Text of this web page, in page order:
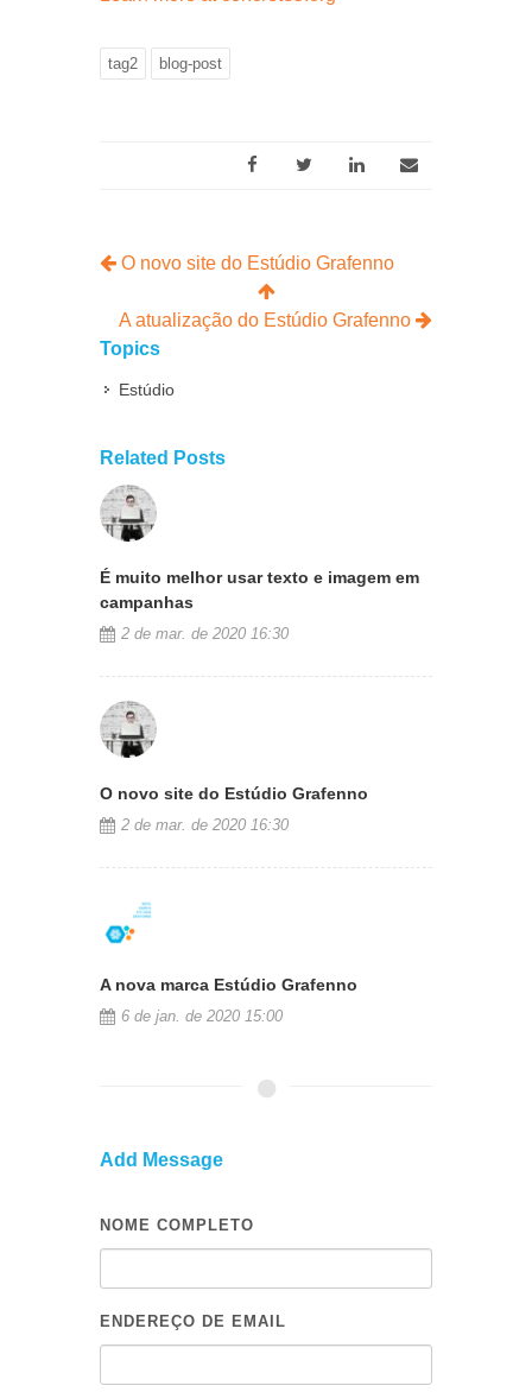
tag2 blog-post
O novo site do Estúdio Grafenno
A atualização do Estúdio Grafenno
Topics
Estúdio
Related Posts
É muito melhor usar texto e imagem em
campanhas
2 de mar. de 2020 16:30
O novo site do Estúdio Grafenno
2 de mar. de 2020 16:30
A nova marca Estúdio Grafenno
6 de jan. de 2020 15:00
Add Message
NOME COMPLETO
ENDEREÇO DE EMAIL